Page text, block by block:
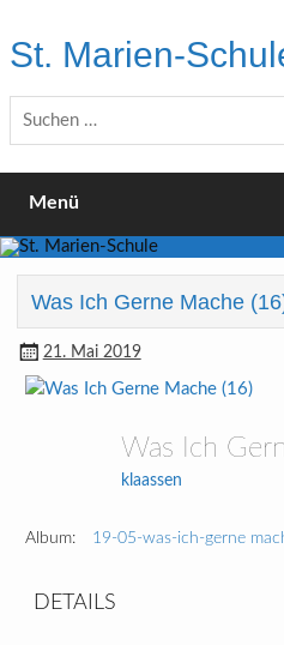
content
St. Marien-
Menü
Was Ich Gerne Mache
21. Mai 2019
Was Ich
klaassen
Album: 19-05-was-ich-gerne
DETAILS